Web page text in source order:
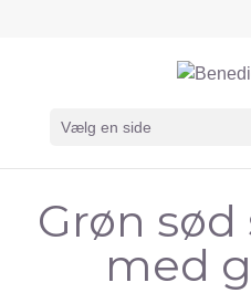
Vælg en side
Grøn
med